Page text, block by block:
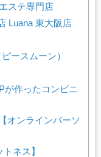
ステ専門店
Luana 東大阪店
ースムーン）
が作ったコンビニ
オンラインパーソ
ネス】